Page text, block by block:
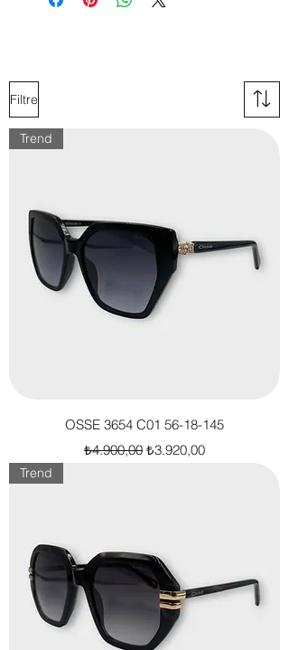
okumuş ve kabul etmiş sayılmaktadır.
Filtre
Trend
OSSE 3654 C01 56-18-145
Normal Fiyat
₺4.900,00 İndirimli Fiyat
₺3.920,00
Trend